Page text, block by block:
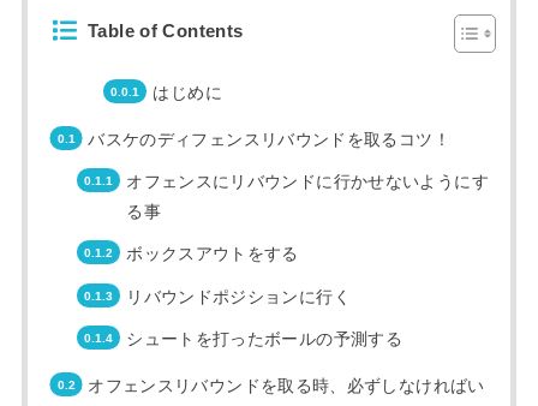
Table of Contents
はじめに
バスケのディフェンスリバウンドを取るコツ！
オフェンスにリバウンドに行かせないようにす
る事
ボックスアウトをする
リバウンドポジションに行く
シュートを打ったボールの予測する
オフェンスリバウンドを取る時、必ずしなければい